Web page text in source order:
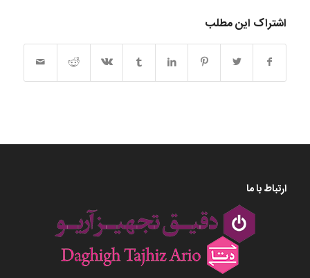
اشتراک این مطلب
ارتباط با ما